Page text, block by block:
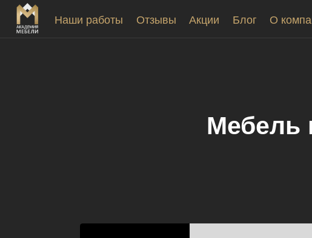
Наши работы Отзывы Акции Блог О
Мебель